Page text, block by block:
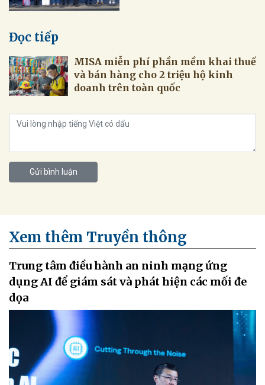
Đọc tiếp
MISA miễn phí phần mềm khai thuế
và bán hàng cho 2 triệu hộ kinh
doanh trên toàn quốc
Gửi bình luận
Xem thêm Truyền thông
Trung tâm điều hành an ninh mạng ứng
dụng AI để giám sát và phát hiện các mối đe
dọa